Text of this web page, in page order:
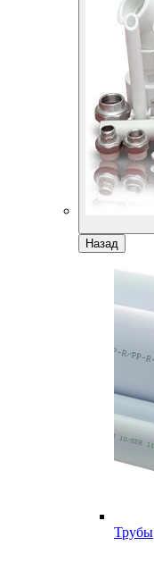
Назад
Трубы